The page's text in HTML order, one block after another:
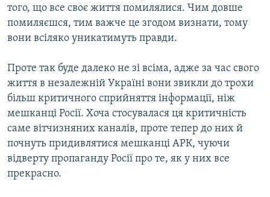
того, що все своє життя помилялися. Чим довше
помиляєшся, тим важче це згодом визнати, тому
вони всіляко уникатимуть правди.
Проте так буде далеко не зі всіма, адже за час свого
життя в незалежній Україні вони звикли до трохи
більш критичного сприйняття інформації, ніж
мешканці Росії. Хоча стосувалася ця критичність
саме вітчизняних каналів, проте тепер до них й
почнуть придивлятися мешканці АРК, чуючи
відверту пропаганду Росії про те, як у них все
прекрасно.